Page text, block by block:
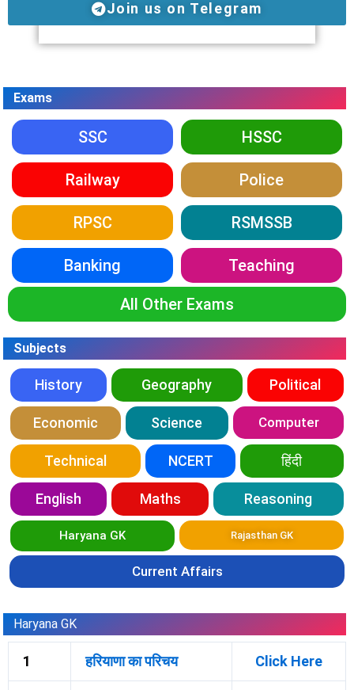
Join us on Telegram
Exams
SSC HSSC
Railway Police
RPSC RSMSSB
Banking Teaching
All Other Exams
Subjects
History Geography Political
Economic Science Computer
Technical NCERT हिंदी
English Maths Reasoning
Haryana GK Rajasthan GK
Current Affairs
Haryana GK
1 हरियाणा का परिचय Click Here